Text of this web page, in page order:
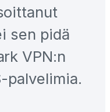
sen pidä
VPN:n
palvelimia.